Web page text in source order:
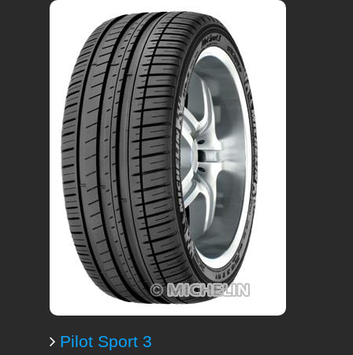
Pilot Sport 3